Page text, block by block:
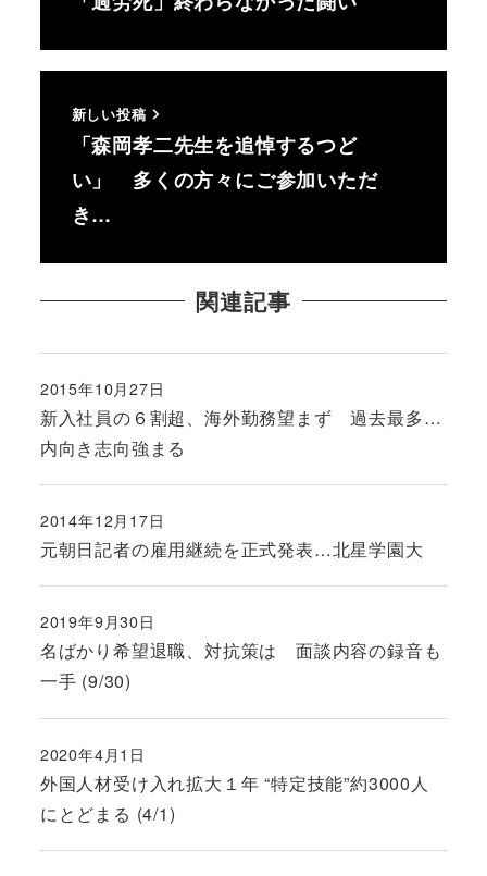
新しい投稿
「森岡孝二先生を追悼するつど
い」 多くの方々にご参加いただ
き…
関連記事
新入社員の６割超、海外勤務望まず 過去最多…
内向き志向強まる
投稿日
2015年10月27日
元朝日記者の雇用継続を正式発表…北星学園大
投稿日
2014年12月17日
名ばかり希望退職、対抗策は 面談内容の録音も
一手 (9/30)
投稿日
2019年9月30日
外国人材受け入れ拡大１年 “特定技能”約3000人
にとどまる (4/1)
投稿日
2020年4月1日